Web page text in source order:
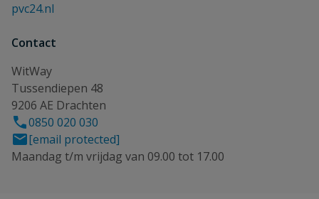
pvc24.nl
Contact
WitWay
Tussendiepen 48
9206 AE Drachten
0850 020 030
[email protected]
Maandag t/m vrijdag van 09.00 tot 17.00